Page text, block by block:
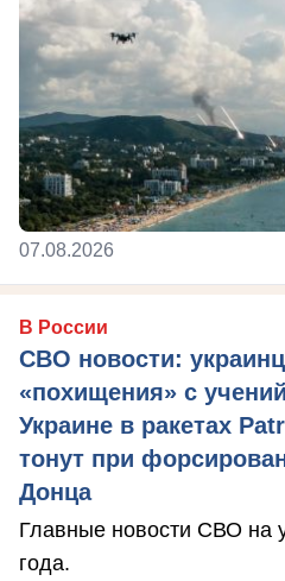
07.08.2026
В России
СВО новости:
«похищения» с
Украине в ракетах
тонут при
Донца
Главные новости СВО на
года.